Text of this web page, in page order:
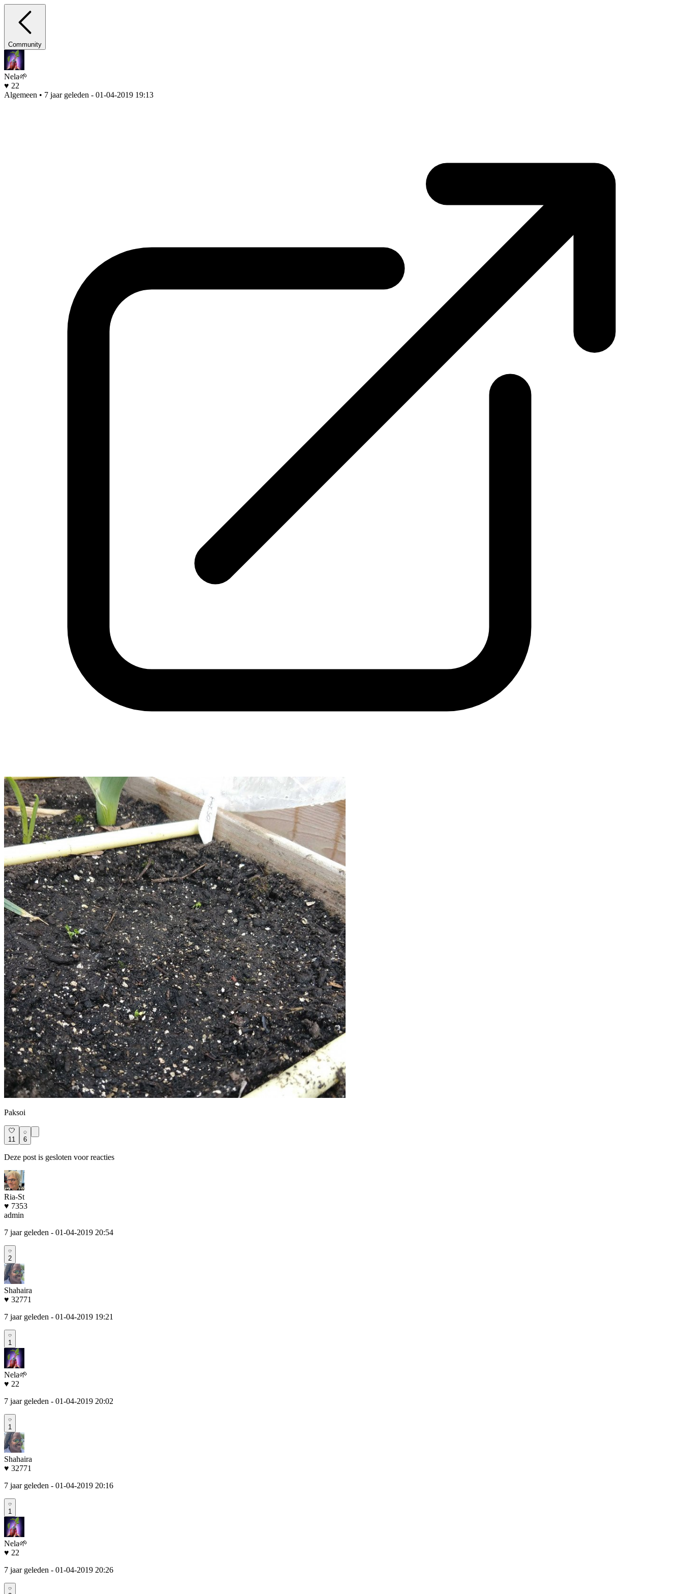
Community
Nela🌱
♥ 22
Algemeen • 7 jaar geleden - 01-04-2019 19:13
Paksoi
11 6
Deze post is gesloten voor reacties
Ria-St
♥ 7353
admin
7 jaar geleden - 01-04-2019 20:54
2
Shahaira
♥ 32771
7 jaar geleden - 01-04-2019 19:21
1
Nela🌱
♥ 22
7 jaar geleden - 01-04-2019 20:02
1
Shahaira
♥ 32771
7 jaar geleden - 01-04-2019 20:16
1
Nela🌱
♥ 22
7 jaar geleden - 01-04-2019 20:26